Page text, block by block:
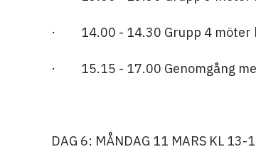
· 14.00 - 14.30 Grupp 4 möter
· 15.15 - 17.00 Genomgång
DAG 6: MÅNDAG 11 MARS KL 13-